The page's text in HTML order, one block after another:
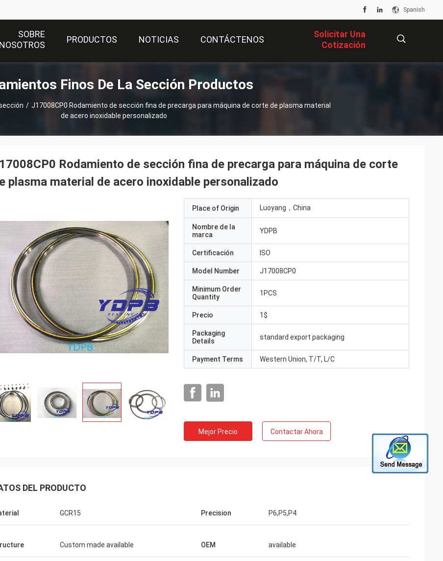
Spanish
SOBRE
NOSOTROS
PRODUCTOS NOTICIAS CONTÁCTENOS
Solicitar Una
Cotización
Finos De La Sección Productos
/ J17008CP0 Rodamiento de sección fina de precarga para máquina de corte de plasma material
de acero inoxidable personalizado
Rodamiento de sección fina de precarga para máquina de corte
plasma material de acero inoxidable personalizado
Place of Origin Luoyang，China
Nombre de la
marca
YDPB
Certificación ISO
Model Number J17008CP0
Minimum Order
Quantity
1PCS
Precio 1$
Packaging
Details
standard export packaging
Payment Terms Western Union, T/T, L/C
Mejor Precio Contactar Ahora
DEL PRODUCTO
GCR15 Precision P6,P5,P4
Custom made available OEM available